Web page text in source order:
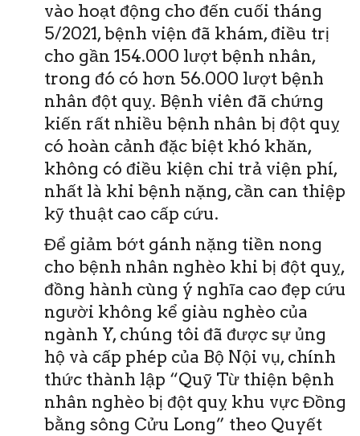
vào hoạt động cho đến cuối tháng
5/2021, bệnh viện đã khám, điều trị
cho gần 154.000 lượt bệnh nhân,
trong đó có hơn 56.000 lượt bệnh
nhân đột quỵ. Bệnh viên đã chứng
kiến rất nhiều bệnh nhân bị đột quỵ
có hoàn cảnh đặc biệt khó khăn,
không có điều kiện chi trả viện phí,
nhất là khi bệnh nặng, cần can thiệp
kỹ thuật cao cấp cứu.
Để giảm bớt gánh nặng tiền nong
cho bệnh nhân nghèo khi bị đột quỵ,
đồng hành cùng ý nghĩa cao đẹp cứu
người không kể giàu nghèo của
ngành Y, chúng tôi đã được sự ủng
hộ và cấp phép của Bộ Nội vụ, chính
thức thành lập “Quỹ Từ thiện bệnh
nhân nghèo bị đột quỵ khu vực Đồng
bằng sông Cửu Long” theo Quyết